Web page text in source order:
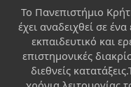
Το Πανεπιστήμιο
έχει αναδειχθεί σε
εκπαιδευτικό και
επιστημονικές
διεθνείς